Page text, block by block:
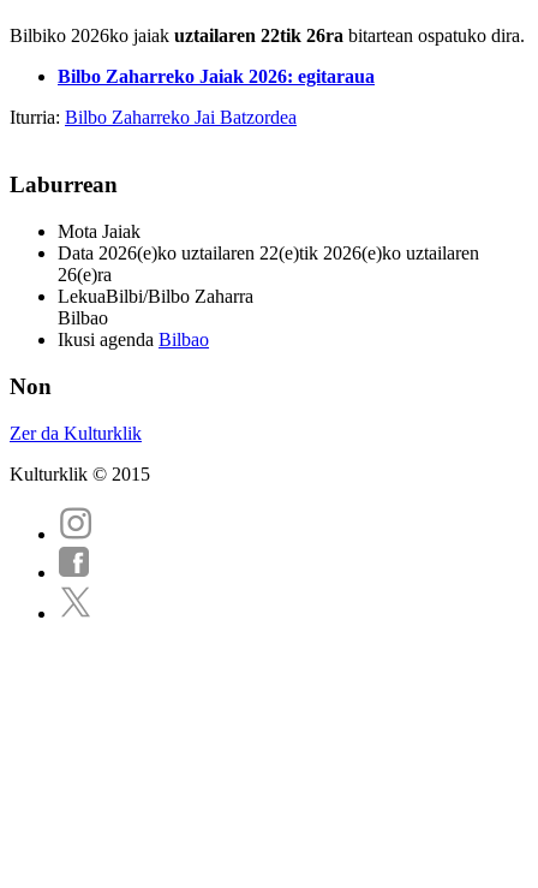
Bilbiko 2026ko jaiak uztailaren 22tik 26ra bitartean ospatuko dira.
Bilbo Zaharreko Jaiak 2026: egitaraua
Iturria: Bilbo Zaharreko Jai Batzordea
Laburrean
Mota Jaiak
Data 2026(e)ko uztailaren 22(e)tik 2026(e)ko uztailaren
26(e)ra
LekuaBilbi/Bilbo Zaharra
Bilbao
Ikusi agenda Bilbao
Non
Zer da Kulturklik
Kulturklik © 2015